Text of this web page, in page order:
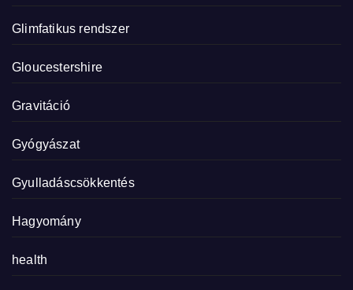
Glimfatikus rendszer
Gloucestershire
Gravitáció
Gyógyászat
Gyulladáscsökkentés
Hagyomány
health